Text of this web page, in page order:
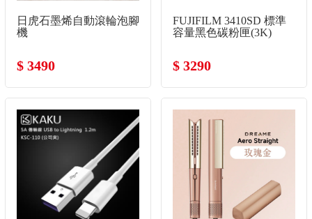
日虎石墨烯自動滾輪泡腳
機
$ 3490
FUJIFILM 3410SD 標準
容量黑色碳粉匣(3K)
$ 3290